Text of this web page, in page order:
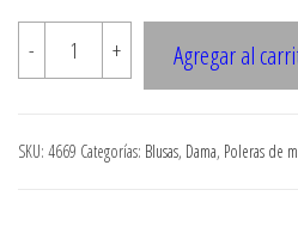
-
4669
+ Agregar al
SKU: 4669 Categorías: Blusas, Dama, Poleras de